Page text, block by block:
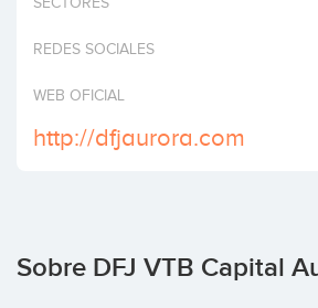
REDES SOCIALES
WEB OFICIAL
http://dfjaurora.com
Sobre DFJ VTB Capital